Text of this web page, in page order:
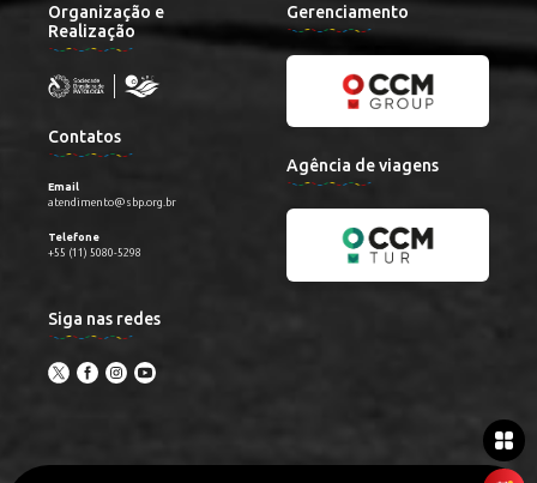
Organização e
Realização
Contatos
Email
atendimento@sbp.org.br
Telefone
+55 (11) 5080-5298
Siga nas redes
Gerenciamento
Agência de viagens